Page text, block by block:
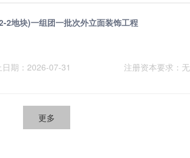
2地块)一组团一批次外立面装饰工程
期：2026-07-31 注册资本要求：无
更多